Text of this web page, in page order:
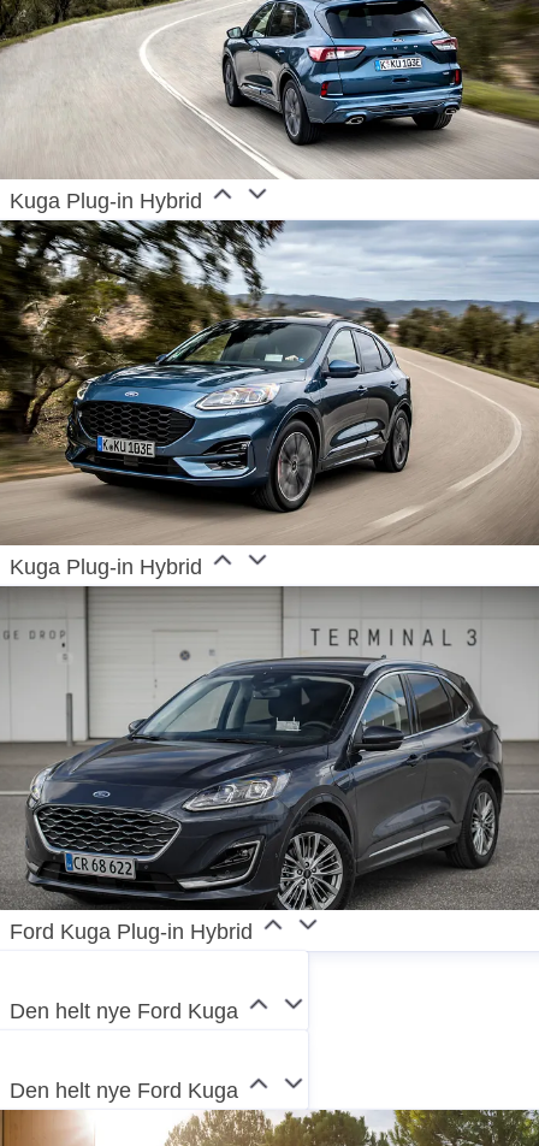
Kuga Plug-in Hybrid
Kuga Plug-in Hybrid
Ford Kuga Plug-in Hybrid
Den helt nye Ford Kuga
Den helt nye Ford Kuga